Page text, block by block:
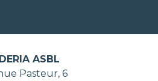
ASBL
Pasteur, 6